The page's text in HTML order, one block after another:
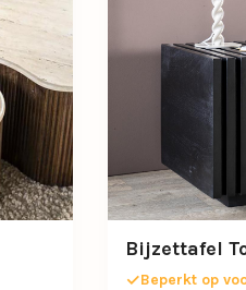
Bijzettafel
Beperkt op